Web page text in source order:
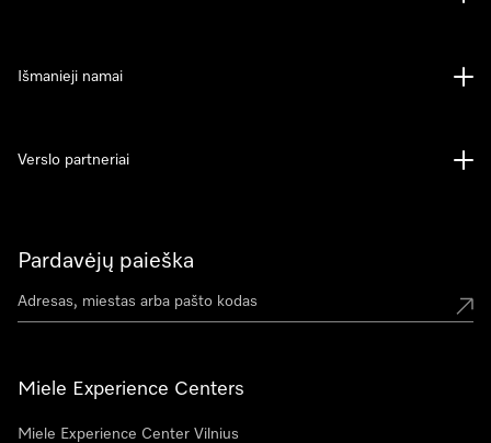
Pardavėjų paieška
Miele Experience Centers
Miele Experience Center Vilnius
Išmanieji namai
Verslo partneriai